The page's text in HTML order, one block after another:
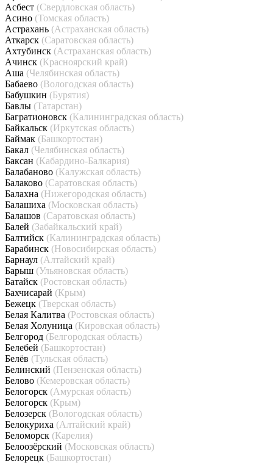
Асбест (Свердловская область)
Асино (Томская область)
Астрахань (Астраханская область)
Аткарск (Саратовская область)
Ахтубинск (Астраханская область)
Ачинск (Красноярский край)
Аша (Челябинская область)
Бабаево (Вологодская область)
Бабушкин (Бурятия)
Бавлы (Татарстан)
Багратионовск (Калининградская область)
Байкальск (Иркутская область)
Баймак (Башкортостан)
Бакал (Челябинская область)
Баксан (Кабардино-Балкария)
Балабаново (Калужская область)
Балаково (Саратовская область)
Балахна (Нижегородская область)
Балашиха (Московская область)
Балашов (Саратовская область)
Балей (Забайкальский край)
Балтийск (Калининградская область)
Барабинск (Новосибирская область)
Барнаул (Алтайский край)
Барыш (Ульяновская область)
Батайск (Ростовская область)
Бахчисарай (Крым)
Бежецк (Тверская область)
Белая Калитва (Ростовская область)
Белая Холуница (Кировская область)
Белгород (Белгородская область)
Белебей (Башкортостан)
Белёв (Тульская область)
Белинский (Пензенская область)
Белово (Кемеровская область)
Белогорск (Амурская область)
Белогорск (Крым)
Белозерск (Вологодская область)
Белокуриха (Алтайский край)
Беломорск (Карелия)
Белоозёрский (Московская область)
Белорецк (Башкортостан)